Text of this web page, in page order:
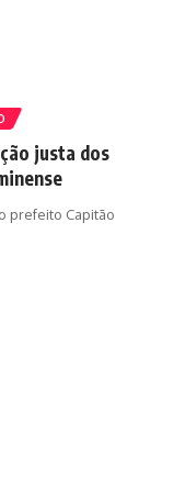
justa dos
prefeito Capitão